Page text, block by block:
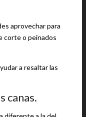
aprovechar para
corte o peinados
a resaltar las
canas.